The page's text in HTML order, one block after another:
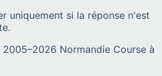
uniquement si la réponse n'est
2005–2026 Normandie Course à